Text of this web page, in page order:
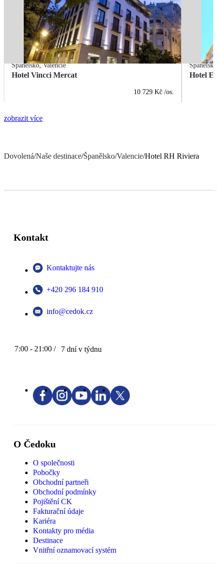
Španělsko,Valencie
Hotel Vincci Mercat
10 729 Kč /os.
Španělsko
Hotel
zobrazit více
Dovolená/Naše destinace/Španělsko/Valencie/Hotel RH Riviera
Kontakt
Kontaktujte nás
+420 296 184 910
info@cedok.cz
7:00 - 21:00 / 7 dní v týdnu
O Čedoku
O společnosti
Pobočky
Obchodní partneři
Obchodní podmínky
Pojištění CK
Fakturační údaje
Kariéra
Kontakty pro média
Destinace
Vnitřní oznamovací systém